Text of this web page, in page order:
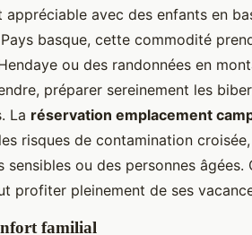
avec des enfants en
basque, cette commodité
ou des randonnées en
préparer sereinement les
La réservation emplacement
risques de contamination
sensibles ou des personnes
profiter pleinement de ses
familial